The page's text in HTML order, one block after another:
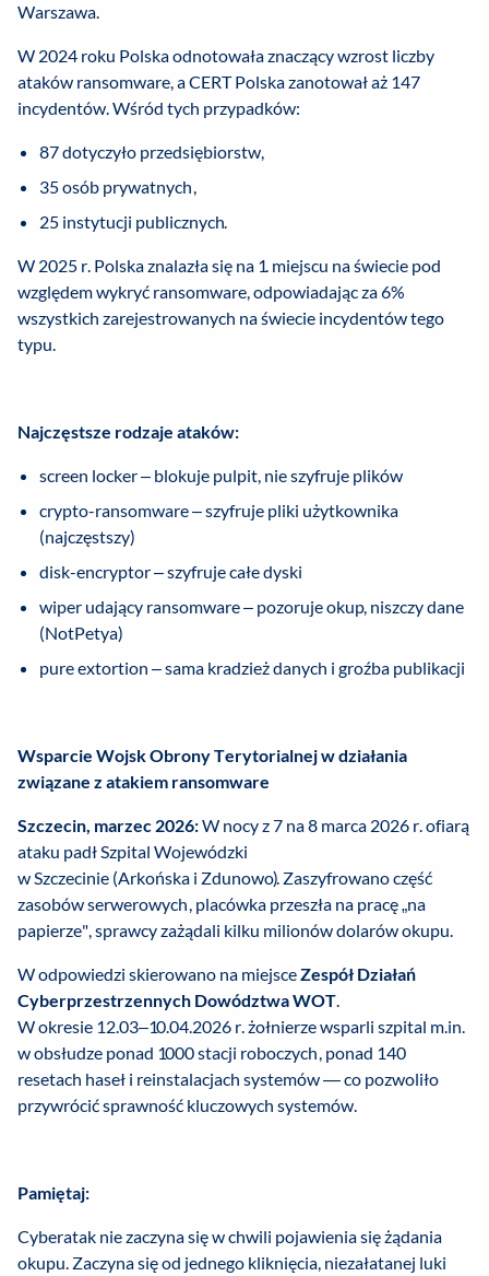
Warszawa.
W 2024 roku Polska odnotowała znaczący wzrost liczby
ataków ransomware, a CERT Polska zanotował aż 147
incydentów. Wśród tych przypadków:
87 dotyczyło przedsiębiorstw,
35 osób prywatnych,
25 instytucji publicznych.
W 2025 r. Polska znalazła się na 1. miejscu na świecie pod
względem wykryć ransomware, odpowiadając za 6%
wszystkich zarejestrowanych na świecie incydentów tego
typu.
Najczęstsze rodzaje ataków:
screen locker – blokuje pulpit, nie szyfruje plików
crypto-ransomware – szyfruje pliki użytkownika
(najczęstszy)
disk-encryptor – szyfruje całe dyski
wiper udający ransomware – pozoruje okup, niszczy dane
(NotPetya)
pure extortion – sama kradzież danych i groźba publikacji
Wsparcie Wojsk Obrony Terytorialnej w działania
związane z atakiem ransomware
Szczecin, marzec 2026:W nocy z 7 na 8 marca 2026 r. ofiarą
ataku padł Szpital Wojewódzki
w Szczecinie (Arkońska i Zdunowo). Zaszyfrowano część
zasobów serwerowych, placówka przeszła na pracę „na
papierze", sprawcy zażądali kilku milionów dolarów okupu.
W odpowiedzi skierowano na miejsceZespół Działań
Cyberprzestrzennych Dowództwa WOT.
W okresie 12.03–10.04.2026 r. żołnierze wsparli szpital m.in.
w obsłudze ponad 1000 stacji roboczych, ponad 140
resetach haseł i reinstalacjach systemów — co pozwoliło
przywrócić sprawność kluczowych systemów.
Pamiętaj:
Cyberatak nie zaczyna się w chwili pojawienia się żądania
okupu. Zaczyna się od jednego kliknięcia, niezałatanej luki